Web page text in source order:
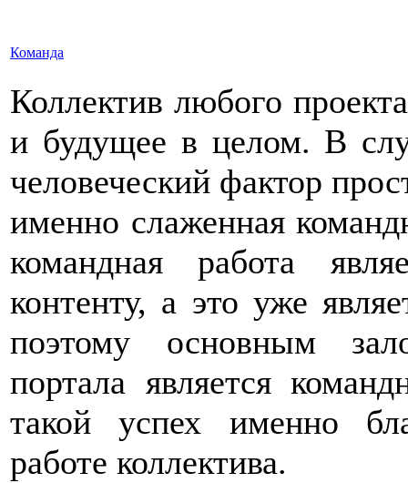
Команда
Коллектив любого
и будущее в целом. В
человеческий фактор
именно слаженная
командная работа
контенту, а это уже
поэтому основным
портала является
такой успех именно
работе коллектива.